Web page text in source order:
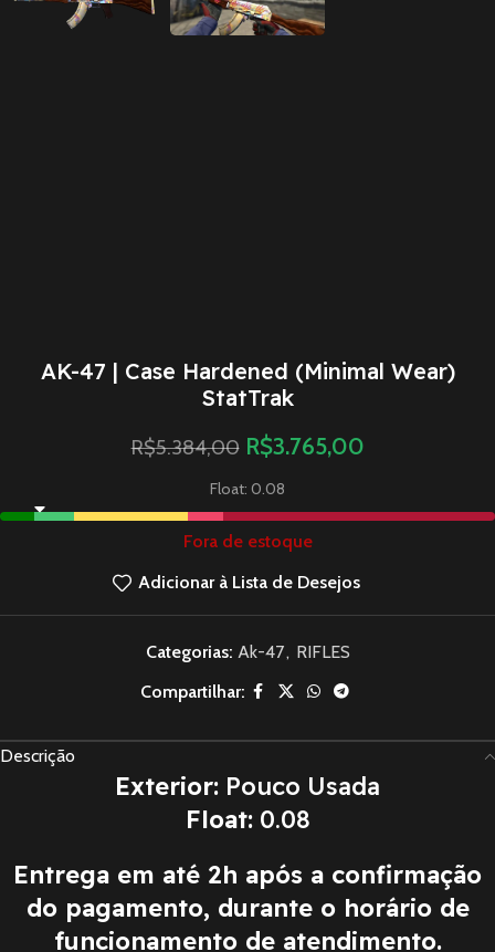
AK-47 | Case Hardened (Minimal Wear)
StatTrak
R$5.384,00 R$3.765,00
Float: 0.08
Fora de estoque
Adicionar à Lista de Desejos
Categorias: Ak-47, RIFLES
Compartilhar:
Descrição
Exterior: Pouco Usada
Float: 0.08
Entrega em até 2h após a confirmação
do pagamento, durante o horário de
funcionamento de atendimento.